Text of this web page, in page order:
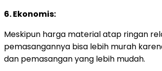
6. Ekonomis:
Meskipun harga material atap ringan
pemasangannya bisa lebih murah
dan pemasangan yang lebih mudah.